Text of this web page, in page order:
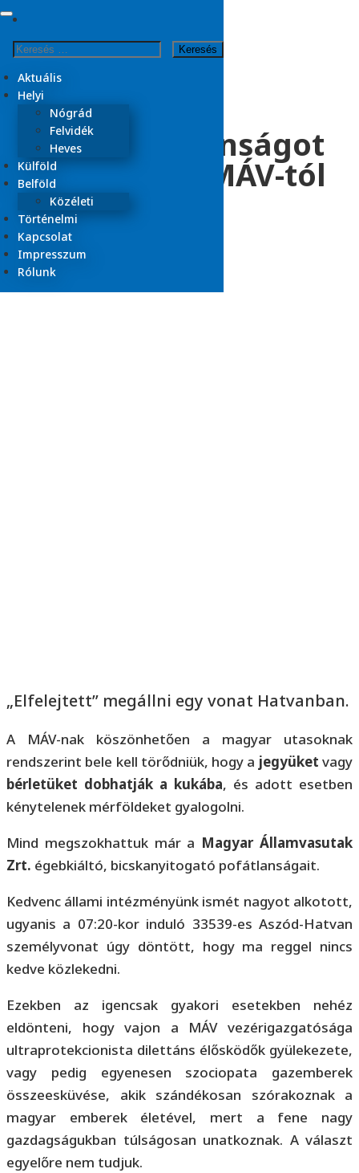
Skip
content
Keresés:
Aktuális
Helyi
Nógrád
Felvidék
Heves
Külföld
Belföld
Közéleti
Történelmi
Kapcsolat
Impresszum
Rólunk
Kezdőlap
2025
április
4
Újabb pofátlanságot
láthattunk a MÁV-tól
2025.04.04.
Aktuális
Olvasási idő:
„Elfelejtett” megállni egy vonat Hatvanban.
A MÁV-nak köszönhetően a magyar utasoknak
rendszerint bele kell törődniük, hogy a jegyüket vagy
bérletüket dobhatják a kukába, és adott esetben
kénytelenek mérföldeket gyalogolni.
Mind megszokhattuk már a Magyar Államvasutak
Zrt. égebkiáltó, bicskanyitogató pofátlanságait.
Kedvenc állami intézményünk ismét nagyot alkotott,
ugyanis a 07:20-kor induló 33539-es Aszód-Hatvan
személyvonat úgy döntött, hogy ma reggel nincs
kedve közlekedni.
Ezekben az igencsak gyakori esetekben nehéz
eldönteni, hogy vajon a MÁV vezérigazgatósága
ultraprotekcionista dilettáns élősködők gyülekezete,
vagy pedig egyenesen szociopata gazemberek
összeesküvése, akik szándékosan szórakoznak a
magyar emberek életével, mert a fene nagy
gazdagságukban túlságosan unatkoznak. A választ
egyelőre nem tudjuk.